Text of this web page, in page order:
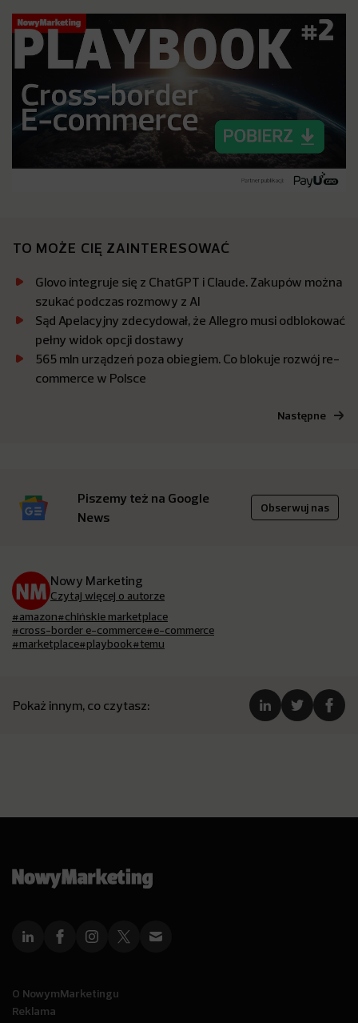
TO MOŻE CIĘ ZAINTERESOWAĆ
Glovo integruje się z ChatGPT i Claude. Zakupów można
szukać podczas rozmowy z AI
Sąd Apelacyjny zdecydował, że Allegro musi odblokować
pełny widok opcji dostawy
565 mln urządzeń poza obiegiem. Co blokuje rozwój re-
commerce w Polsce
Następne
Piszemy też na Google
News
Obserwuj nas
Nowy Marketing
Czytaj więcej o autorze
#amazon#chińskie marketplace
#cross-border e-commerce#e-commerce
#marketplace#playbook#temu
Pokaż innym, co czytasz:
O NowymMarketingu
Reklama